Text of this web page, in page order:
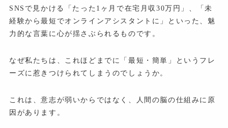
SNSで見かける「たった1ヶ月で在宅月収30万円」、「未
経験から最短でオンラインアシスタントに」といった、魅
力的な言葉に心が揺さぶられるものです。
なぜ私たちは、これほどまでに「最短・簡単」というフレ
ーズに惹きつけられてしまうのでしょうか。
これは、意志が弱いからではなく、人間の脳の仕組みに原
因があります。